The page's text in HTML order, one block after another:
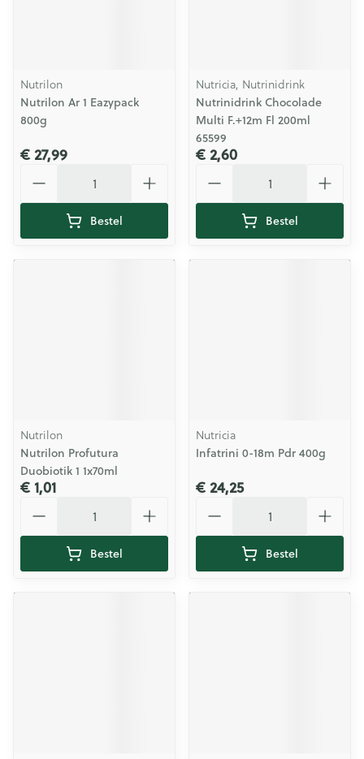
Nutrilon
Nutrilon Ar 1 Eazypack
800g
€ 27,99
Bestel
Nutricia, Nutrinidrink
Nutrinidrink Chocolade
Multi F.+12m Fl 200ml
65599
€ 2,60
Bestel
Nutrilon
Nutrilon Profutura
Duobiotik 1 1x70ml
€ 1,01
Bestel
Nutricia
Infatrini 0-18m Pdr 400g
€ 24,25
Bestel